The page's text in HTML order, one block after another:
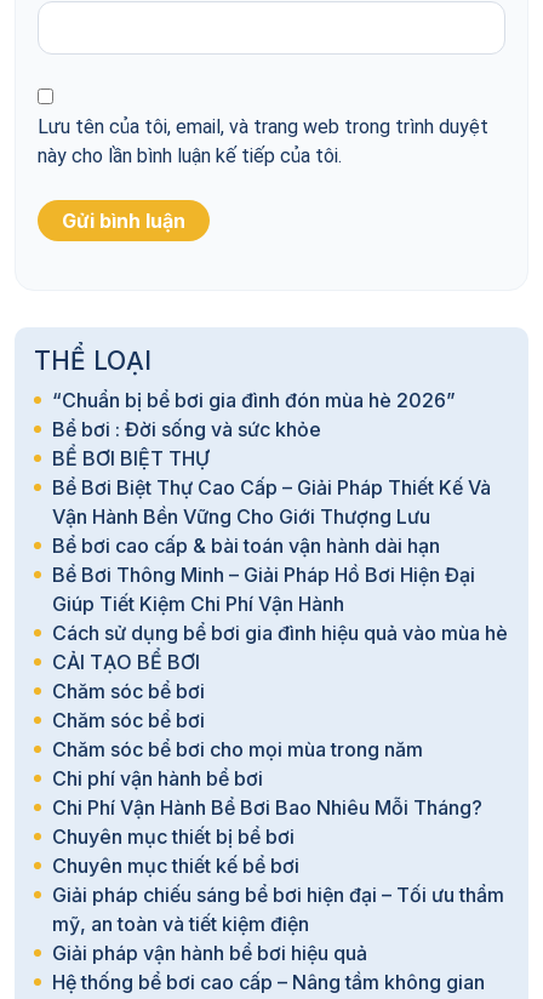
Lưu tên của tôi, email, và trang web trong trình duyệt
này cho lần bình luận kế tiếp của tôi.
THỂ LOẠI
“Chuẩn bị bể bơi gia đình đón mùa hè 2026”
Bể bơi : Đời sống và sức khỏe
BỂ BƠI BIỆT THỰ
Bể Bơi Biệt Thự Cao Cấp – Giải Pháp Thiết Kế Và
Vận Hành Bền Vững Cho Giới Thượng Lưu
Bể bơi cao cấp & bài toán vận hành dài hạn
Bể Bơi Thông Minh – Giải Pháp Hồ Bơi Hiện Đại
Giúp Tiết Kiệm Chi Phí Vận Hành
Cách sử dụng bể bơi gia đình hiệu quả vào mùa hè
CẢI TẠO BỂ BƠI
Chăm sóc bể bơi
Chăm sóc bể bơi
Chăm sóc bể bơi cho mọi mùa trong năm
Chi phí vận hành bể bơi
Chi Phí Vận Hành Bể Bơi Bao Nhiêu Mỗi Tháng?
Chuyên mục thiết bị bể bơi
Chuyên mục thiết kế bể bơi
Giải pháp chiếu sáng bể bơi hiện đại – Tối ưu thẩm
mỹ, an toàn và tiết kiệm điện
Giải pháp vận hành bể bơi hiệu quả
Hệ thống bể bơi cao cấp – Nâng tầm không gian